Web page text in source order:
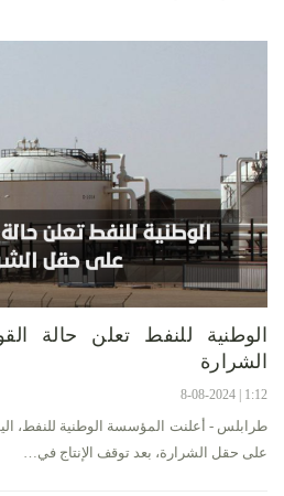
الوطنية للنفط تعلن حالة
الشرارة
1:12 | 8-08-2024
طرابلس - أعلنت المؤسسة الوطنية للنفط،
على حقل الشرارة، بعد توقف الإنتاج في…